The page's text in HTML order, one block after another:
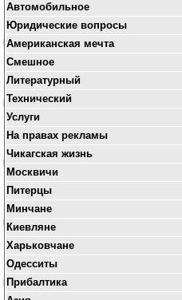
Автомобильное
Юридические вопросы
Американская мечта
Смешное
Литературный
Технический
Услуги
На правах рекламы
Чикагская жизнь
Москвичи
Питерцы
Минчане
Киевляне
Харьковчане
Одесситы
Прибалтика